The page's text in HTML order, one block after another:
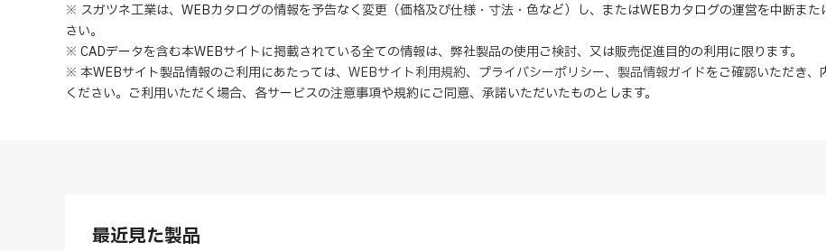
※ スガツネ工業は、WEBカタログの情報を予告なく変更（価格及び仕様・寸法・色など）し、またはWEBカタログの運営を中断ま
さい。
※ CADデータを含む本WEBサイトに掲載されている全ての情報は、弊社製品の使用ご検討、又は販売促進目的の利用に限ります。
※ 本WEBサイト製品情報のご利用にあたっては、 WEBサイト利用規約、 プライバシーポリシー、 製品情報ガイドをご確認いただき、
ください。ご利用いただく場合、各サービスの注意事項や規約にご同意、 承諾いただいたものとします。
最近見た製品